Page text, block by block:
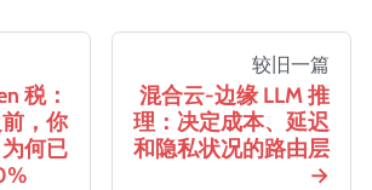
税：
，你
何已
较旧一篇
混合云-边缘 LLM 推
理：决定成本、延迟
和隐私状况的路由层